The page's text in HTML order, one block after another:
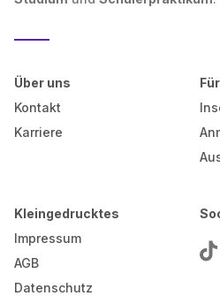
Über uns
Kontakt
Karriere
Kleingedrucktes
Impressum
AGB
Datenschutz